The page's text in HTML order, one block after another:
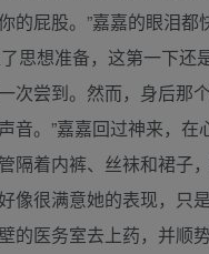
的屁股。”嘉嘉的眼泪
思想准备，这第一下
次尝到。然而，身后那
音。”嘉嘉回过神来，
隔着内裤、丝袜和裙子
像很满意她的表现，只
的医务室去上药，并顺